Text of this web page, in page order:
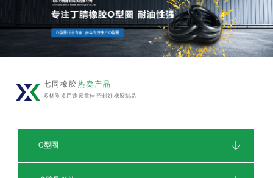
七同橡胶热卖产品
多材质 多用途 质量佳 密封好 橡胶制品
O型圈